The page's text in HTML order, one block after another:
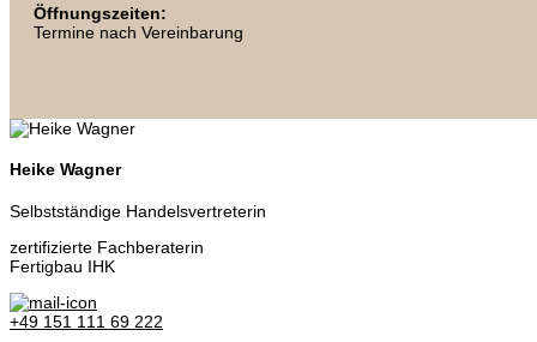
Öffnungszeiten:
Termine nach Vereinbarung
Heike Wagner
Selbstständige Handelsvertreterin
zertifizierte Fachberaterin
Fertigbau IHK
+49 151 111 69 222